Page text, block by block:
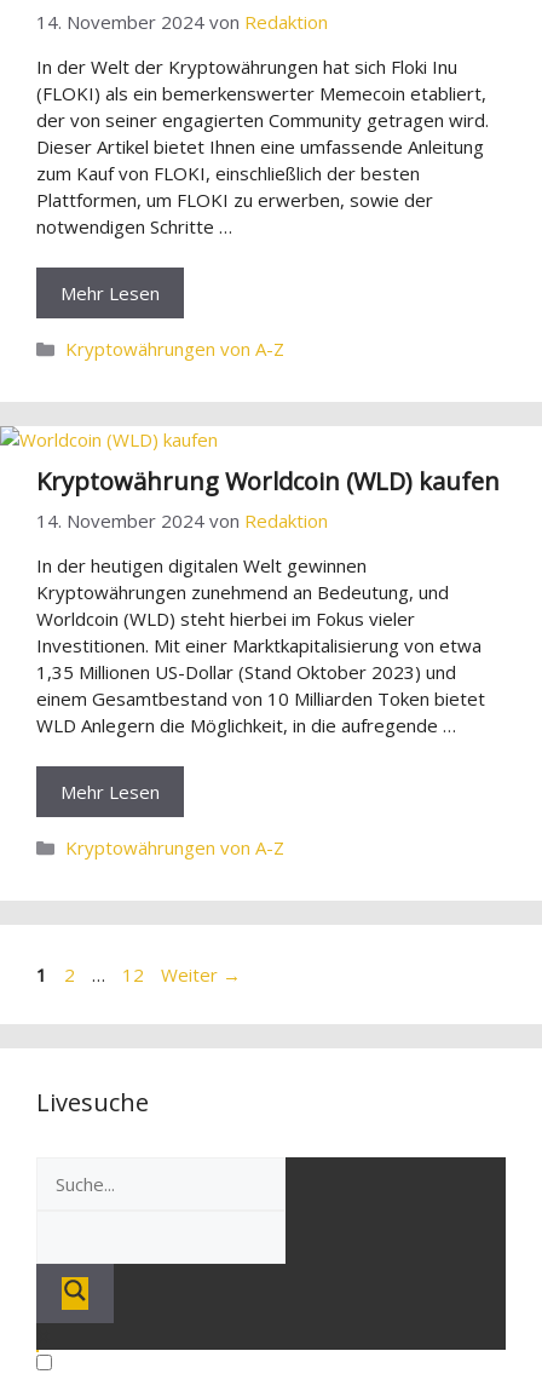
14. November 2024 von Redaktion
In der Welt der Kryptowährungen hat sich Floki Inu
(FLOKI) als ein bemerkenswerter Memecoin etabliert,
der von seiner engagierten Community getragen wird.
Dieser Artikel bietet Ihnen eine umfassende Anleitung
zum Kauf von FLOKI, einschließlich der besten
Plattformen, um FLOKI zu erwerben, sowie der
notwendigen Schritte …
Mehr Lesen
Kategorien
Kryptowährungen von A-Z
Kryptowährung Worldcoin (WLD) kaufen
14. November 2024 von Redaktion
In der heutigen digitalen Welt gewinnen
Kryptowährungen zunehmend an Bedeutung, und
Worldcoin (WLD) steht hierbei im Fokus vieler
Investitionen. Mit einer Marktkapitalisierung von etwa
1,35 Millionen US-Dollar (Stand Oktober 2023) und
einem Gesamtbestand von 10 Milliarden Token bietet
WLD Anlegern die Möglichkeit, in die aufregende …
Mehr Lesen
Kategorien
Kryptowährungen von A-Z
Seite
1 Seite
2 … Seite
12 Weiter →
Livesuche